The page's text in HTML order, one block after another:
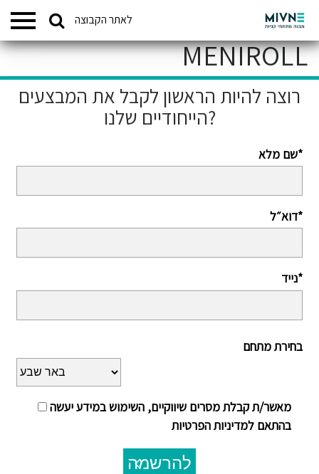
לאתר הקבוצה המתחמים שלנו
MENIROLL
רוצה להיות הראשון לקבל את המבצעים
הייחודיים שלנו?
שם מלא*
דוא״ל*
נייד*
בחירת מתחם
מאשר/ת קבלת מסרים שיווקיים, השימוש במידע יעשה
בהתאם למדיניות הפרטיות
להרשמה